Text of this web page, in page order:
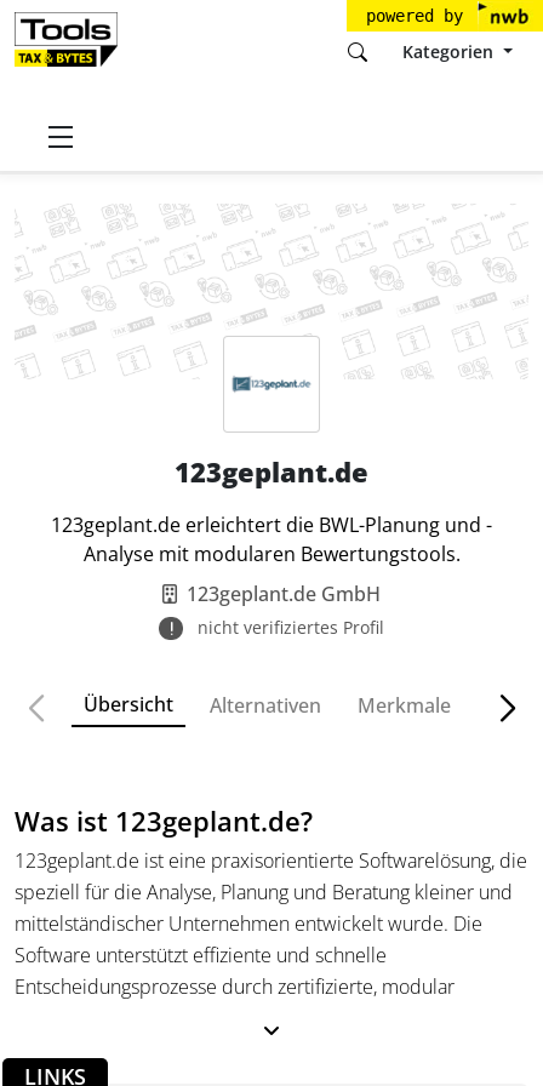
powered by
Kategorien
Startseite
123geplant.de
123geplant.de erleichtert die BWL-Planung und -
Analyse mit modularen Bewertungstools.
123geplant.de GmbH
nicht verifiziertes Profil
Übersicht Alternativen Merkmale
Was ist 123geplant.de?
123geplant.de ist eine praxisorientierte Softwarelösung, die
speziell für die Analyse, Planung und Beratung kleiner und
mittelständischer Unternehmen entwickelt wurde. Die
Software unterstützt effiziente und schnelle
Entscheidungsprozesse durch zertifizierte, modular
und Existenzgründung reichen. Die Nutzer profitieren von
LINKS